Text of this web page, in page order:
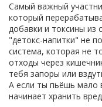
Самый важный
который
добавки и токсины
"детокс-напитки" не
система, которая не
отходы через
тебя запоры или
А если ты пьёшь мало
начинает хранить